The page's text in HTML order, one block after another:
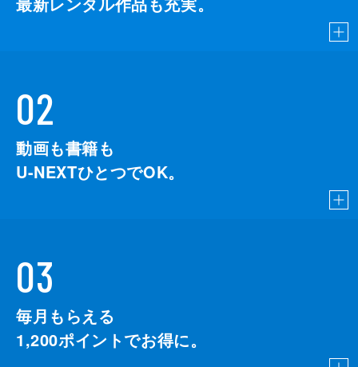
02
動画も書籍も
U-NEXTひとつでOK。
03
毎月もらえる
1,200ポイントでお得に。